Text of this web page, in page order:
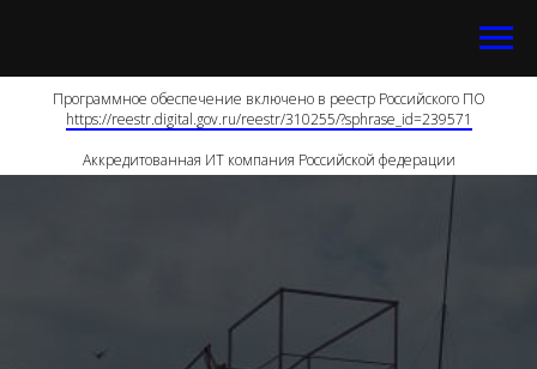
Программное обеспечение включено в реестр Российского ПО
https://reestr.digital.gov.ru/reestr/310255/?sphrase_id=239571
Аккредитованная ИТ компания Российской федерации